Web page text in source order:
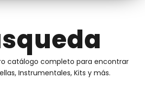
catálogo completo para encontrar
Instrumentales, Kits y más.